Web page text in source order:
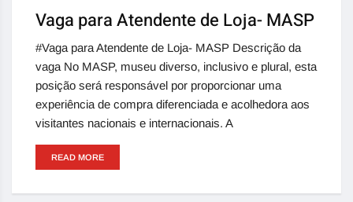
Vaga para Atendente de Loja- MASP
#Vaga para Atendente de Loja- MASP Descrição da
vaga No MASP, museu diverso, inclusivo e plural, esta
posição será responsável por proporcionar uma
experiência de compra diferenciada e acolhedora aos
visitantes nacionais e internacionais. A
READ MORE